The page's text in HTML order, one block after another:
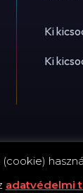
Ki
Ki
adatvédelmi